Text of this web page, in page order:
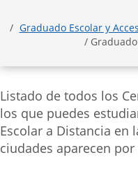
Graduado Escolar y
/
Listado de todos los
los que puedes
Escolar a Distancia en
ciudades aparecen